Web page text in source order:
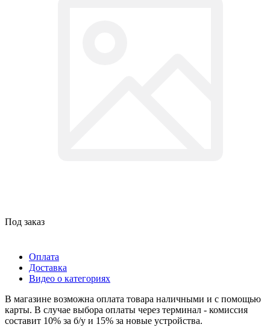
Под заказ
Оплата
Доставка
Видео о категориях
В магазине возможна оплата товара наличными и с помощью
карты. В случае выбора оплаты через терминал - комиссия
составит 10% за б/у и 15% за новые устройства.